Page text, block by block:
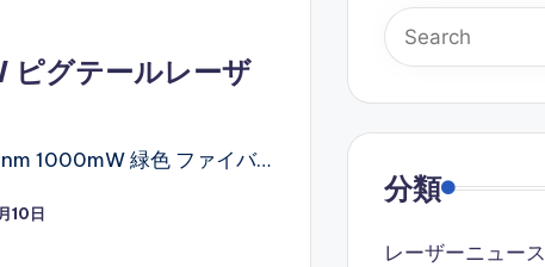
グテールレーザ
1000mW 緑色 ファイバ…
10日
分類
レーザーニュース